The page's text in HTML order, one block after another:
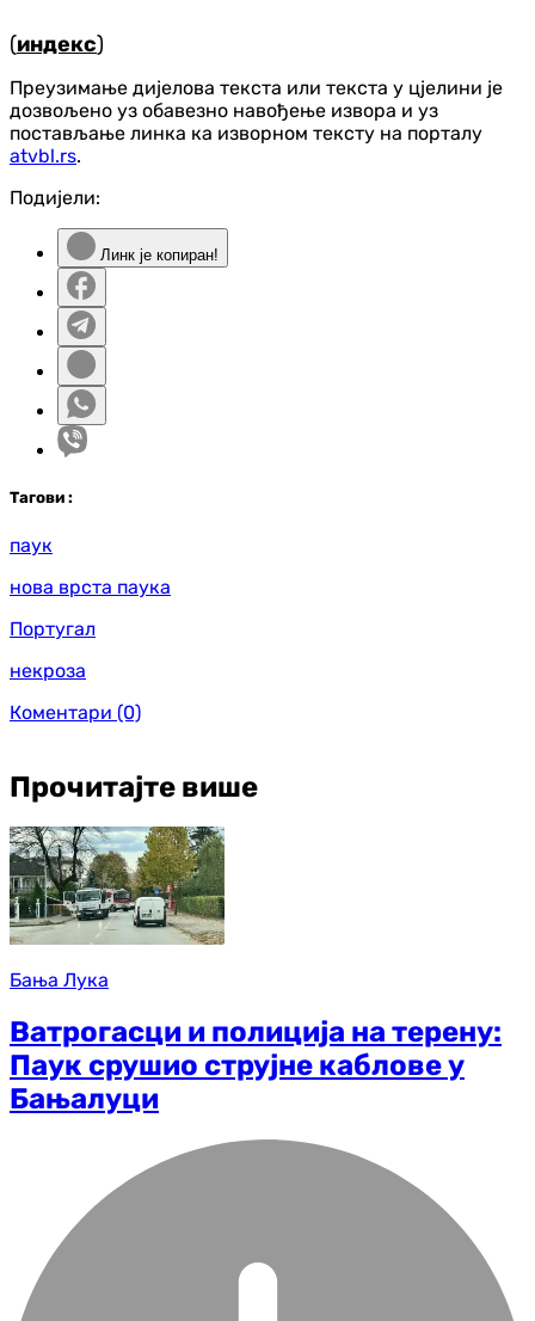
(индекс)
Преузимање дијелова текста или текста у цјелини је
дозвољено уз обавезно навођење извора и уз
постављање линка ка изворном тексту на порталу
atvbl.rs.
Подијели:
Линк је копиран!
Тагови :
паук
нова врста паука
Португал
некроза
Коментари (0)
Прочитајте више
Бања Лука
Ватрогасци и полиција на терену:
Паук срушио струјне каблове у
Бањалуци